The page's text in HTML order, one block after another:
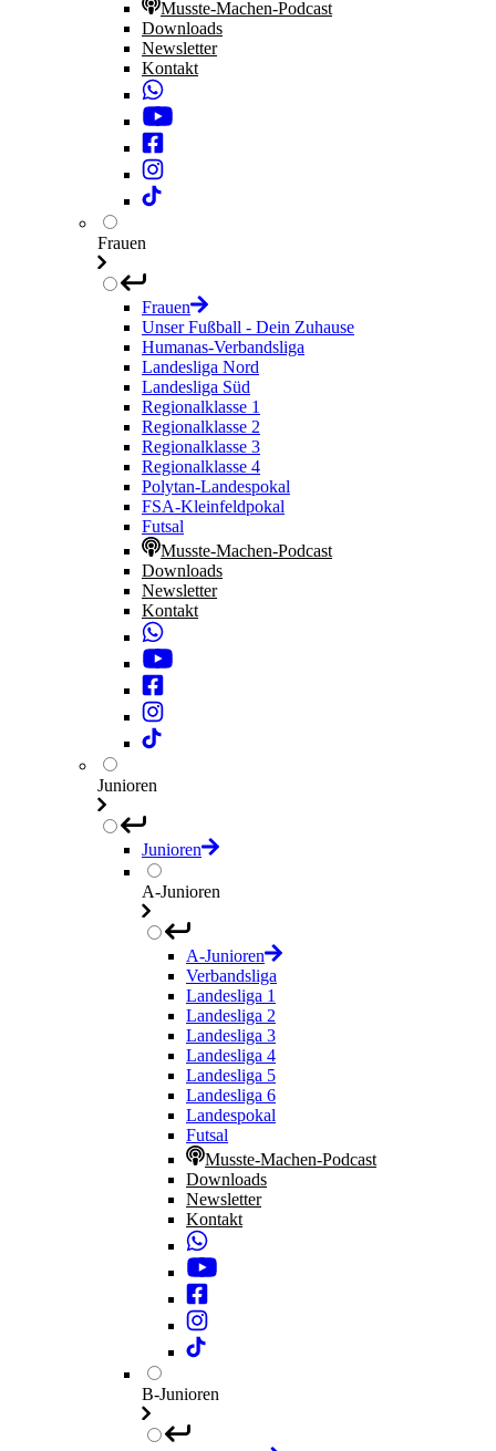
Musste-Machen-Podcast
Downloads
Newsletter
Kontakt
Frauen
Frauen
Unser Fußball - Dein Zuhause
Humanas-Verbandsliga
Landesliga Nord
Landesliga Süd
Regionalklasse 1
Regionalklasse 2
Regionalklasse 3
Regionalklasse 4
Polytan-Landespokal
FSA-Kleinfeldpokal
Futsal
Musste-Machen-Podcast
Downloads
Newsletter
Kontakt
Junioren
Junioren
A-Junioren
A-Junioren
Verbandsliga
Landesliga 1
Landesliga 2
Landesliga 3
Landesliga 4
Landesliga 5
Landesliga 6
Landespokal
Futsal
Musste-Machen-Podcast
Downloads
Newsletter
Kontakt
B-Junioren